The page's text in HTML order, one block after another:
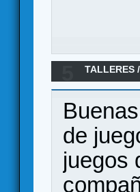
TALLERES
de
juegos